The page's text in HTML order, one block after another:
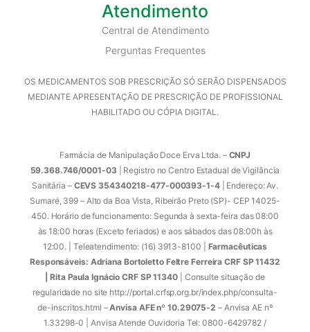
Atendimento
Central de Atendimento
Perguntas Frequentes
OS MEDICAMENTOS SOB PRESCRIÇÃO SÓ SERÃO DISPENSADOS
MEDIANTE APRESENTAÇÃO DE PRESCRIÇÃO DE PROFISSIONAL
HABILITADO OU CÓPIA DIGITAL.
Farmácia de Manipulação Doce Erva Ltda. – CNPJ
59.368.746/0001-03| Registro no Centro Estadual de Vigilância
Sanitária –CEVS 354340218-477-000393-1-4| Endereço: Av.
Sumaré, 399 – Alto da Boa Vista, Ribeirão Preto (SP)- CEP 14025-
450. Horário de funcionamento: Segunda à sexta-feira das 08:00
às 18:00 horas (Exceto feriados) e aos sábados das 08:00h às
12:00. | Teleatendimento: (16) 3913-8100 | Farmacêuticas
Responsáveis: Adriana Bortoletto Feltre Ferreira CRF SP 11432
| Rita Paula Ignácio CRF SP 11340 | Consulte situação de
regularidade no site http://portal.crfsp.org.br/index.php/consulta-
de-inscritos.html –Anvisa AFE nº 10.29075-2 – Anvisa AE nº
1.33298-0 | Anvisa Atende Ouvidoria Tel: 0800-6429782 /